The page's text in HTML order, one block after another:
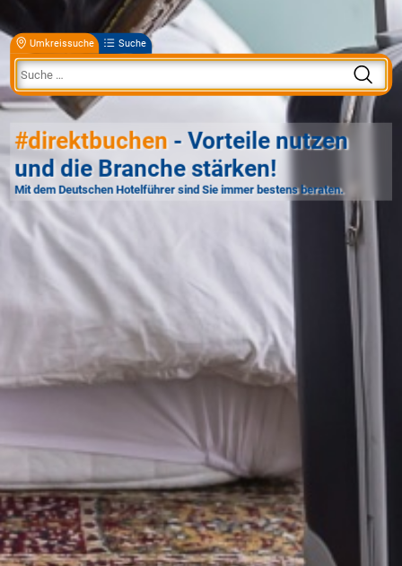
Umkreissuche Suche
#direktbuchen - Vorteile nutzen
und die Branche stärken!
Mit dem Deutschen Hotelführer sind Sie immer bestens beraten.